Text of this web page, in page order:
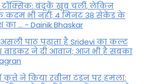
टॉक्सिक: बंदूकें खूब चलीं, लेकिन
कदम भी नहीं; 4 मिनट 38 सेकेंड के
... - Dainik Bhaskar
पाठ पढ़ाता है Sridevi का कल्ट
वाडकर ने दी आवाज; आज भी है सबका
कुत्ते ने किया रवीना टंडन पर हमला: